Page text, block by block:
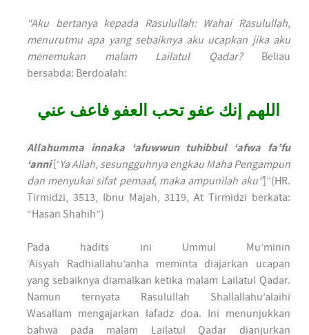
“Aku bertanya kepada Rasulullah: Wahai Rasulullah,
menurutmu apa yang sebaiknya aku ucapkan jika aku
menemukan malam Lailatul Qadar?Beliau
bersabda: Berdoalah:
اللهم إنك عفو تحب العفو فاعف عني
Allahumma innaka ‘afuwwun tuhibbul ‘afwa fa’fu
‘anni[‘ Ya Allah, sesungguhnya engkau Maha Pengampun
dan menyukai sifat pemaaf, maka ampunilah aku”]”(HR.
Tirmidzi, 3513, Ibnu Majah, 3119, At Tirmidzi berkata:
“Hasan Shahih”)
Pada hadits ini Ummul Mu’minin
‘Aisyah Radhiallahu’anha meminta diajarkan ucapan
yang sebaiknya diamalkan ketika malam Lailatul Qadar.
Namun ternyata Rasulullah Shallallahu’alaihi
Wasallam mengajarkan lafadz doa. Ini menunjukkan
bahwa pada malam Lailatul Qadar dianjurkan